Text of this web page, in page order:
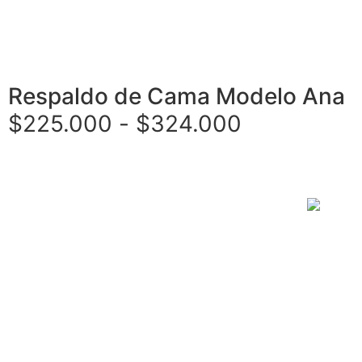
Respaldo de Cama Modelo Ana
$225.000 - $324.000